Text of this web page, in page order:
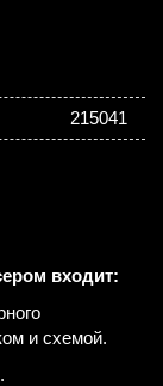
215041
входит:
и схемой.